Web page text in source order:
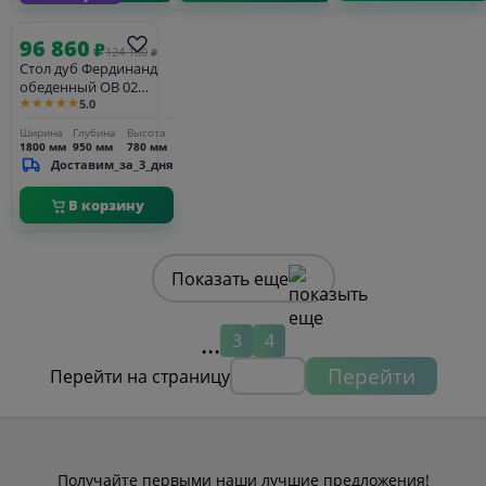
96 860₽124 180 ₽
Стол дуб Фердинанд
обеденный ОВ 02
раскладной
★★★★★5.0
Ширина
1800 мм
Глубина
950 мм
Высота
780 мм
Доставим_за_3_дня
В корзину
Показать еще
... 3
4
Перейти на страницу
Перейти
Получайте первыми наши лучшие предложения!